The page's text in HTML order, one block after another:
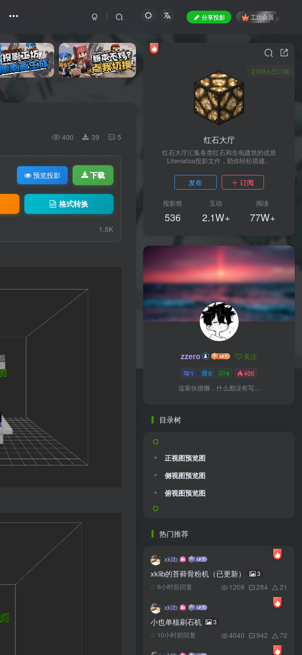
分享投影 工坊会员
400 39 5
预览投影 下载
格式转换
1.5K
2109人已订阅
红石大厅
红石大厅汇集各类红石和生电建筑的优质
Litematica投影文件，助你轻松搭建。
发布 订阅
投影馆
536
互动
2.1W+
阅读
77W+
zzero 关注
1 0 4 400
这家伙很懒，什么都没有写...
目录树
正视图预览图
侧视图预览图
俯视图预览图
热门推荐
xklib
xklib的苔藓骨粉机（已更新） 3
6小时前回复 1209 284 21
xklib
小也单核刷石机 3
10小时前回复 4040 942 72